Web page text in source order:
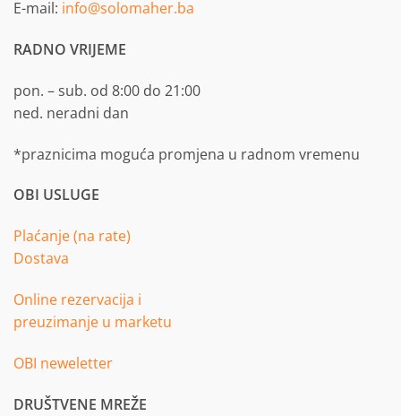
E-mail: info@solomaher.ba
RADNO VRIJEME
pon. – sub. od 8:00 do 21:00
ned. neradni dan
*praznicima moguća promjena u radnom vremenu
OBI USLUGE
Plaćanje (na rate)
Dostava
Online rezervacija i
preuzimanje u marketu
OBI neweletter
DRUŠTVENE MREŽE